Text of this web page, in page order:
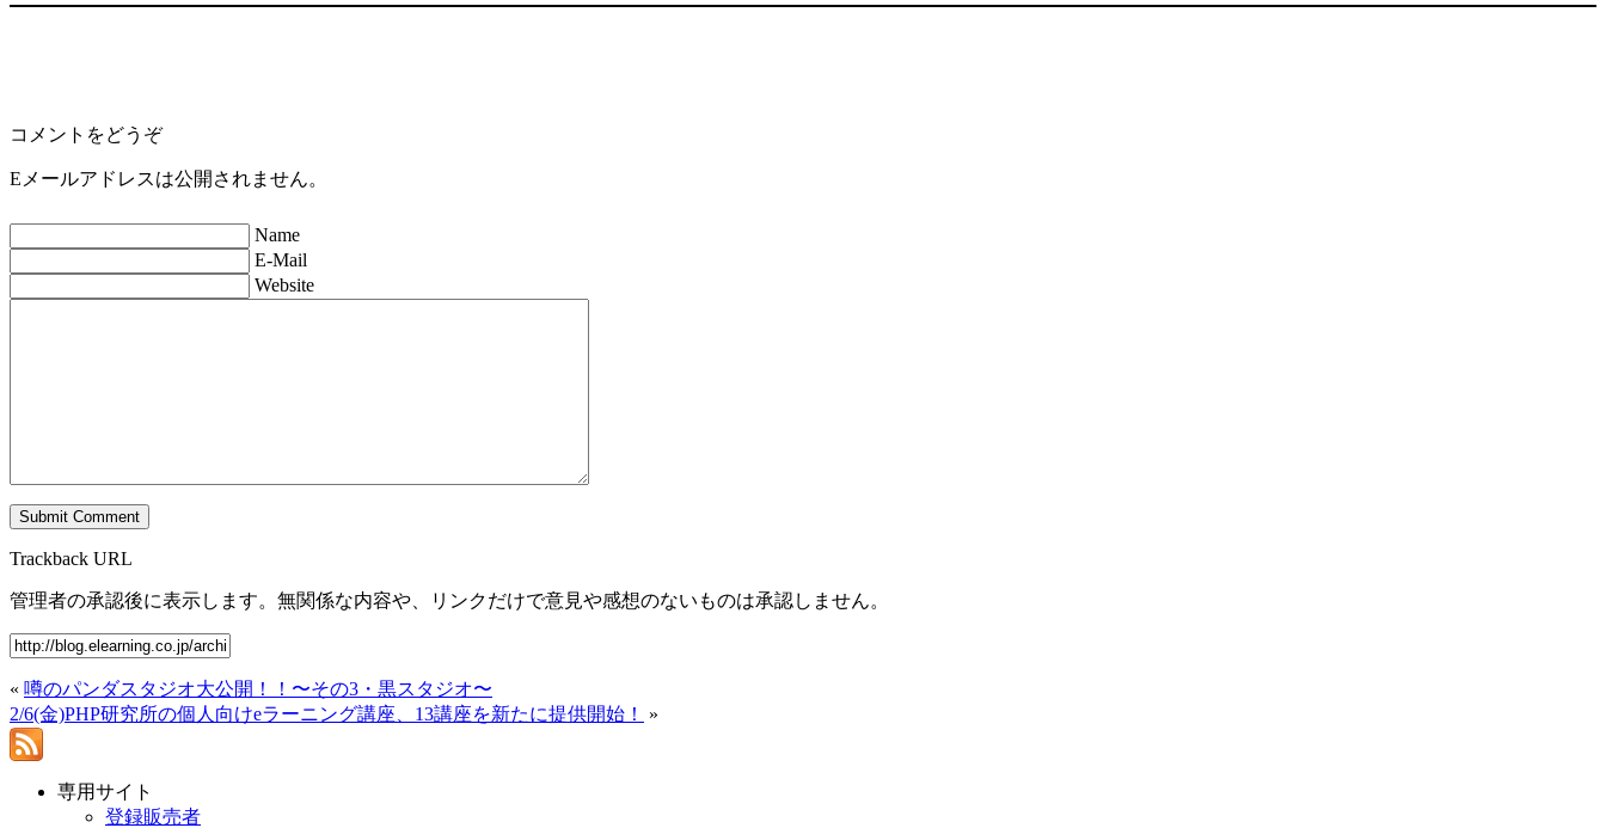
コメントをどうぞ
Eメールアドレスは公開されません。
Name
E-Mail
Website
Trackback URL
管理者の承認後に表示します。無関係な内容や、リンクだけで意見や感想のないものは承認しません。
« 噂のパンダスタジオ大公開！！〜その3・黒スタジオ〜
2/6(金)PHP研究所の個人向けeラーニング講座、13講座を新たに提供開始！
»
専用サイト
登録販売者